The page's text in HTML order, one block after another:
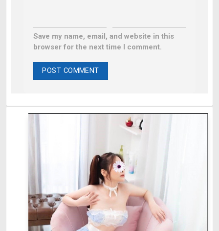
Save my name, email, and website in this
browser for the next time I comment.